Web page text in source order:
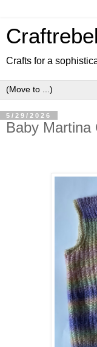
Crafts for a
5/29/2026
Baby Martina